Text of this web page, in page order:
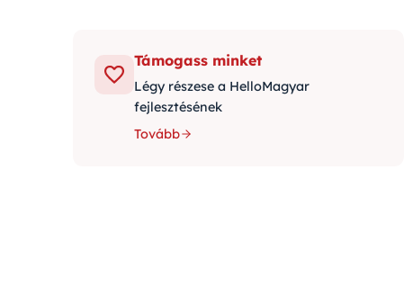
Támogass minket
Légy részese a HelloMagyar
fejlesztésének
Tovább